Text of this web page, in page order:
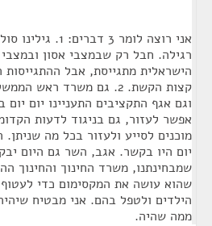
אני רוצה לומר 3
רגילה. חבל רק שבמצבי אסון
הישראלית מתגייסת, אבל ההתגייסות
קצות הקשת. 2. גם משרד
וגם אגף התקציבים התעניינו יום
אפשר לעזור, גם בניגוד לדעות
מוכנים לסייע ולעזור בכל מה
יום היו בקשר. אגב, השר גם היום
שמבחינתנו, משרד החינוך והחינוך
שהוא עושה את המקסימום כדי
הילדים ולטפל בהם. אני מבטיח
ממה שהיה.